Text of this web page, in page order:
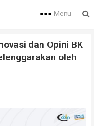
Menu
dan Opini BK
oleh